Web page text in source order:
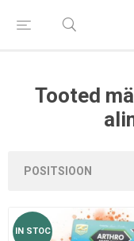
Tooted
IN STOC